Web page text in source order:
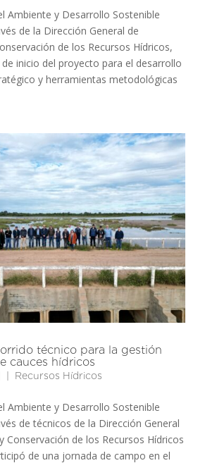
Ambiente y Desarrollo Sostenible
de la Dirección General de
de los Recursos Hídricos,
inicio del proyecto para el desarrollo
y herramientas metodológicas
técnico para la gestión
cauces hídricos
Recursos Hídricos
Ambiente y Desarrollo Sostenible
de técnicos de la Dirección General
Conservación de los Recursos Hídricos
de una jornada de campo en el